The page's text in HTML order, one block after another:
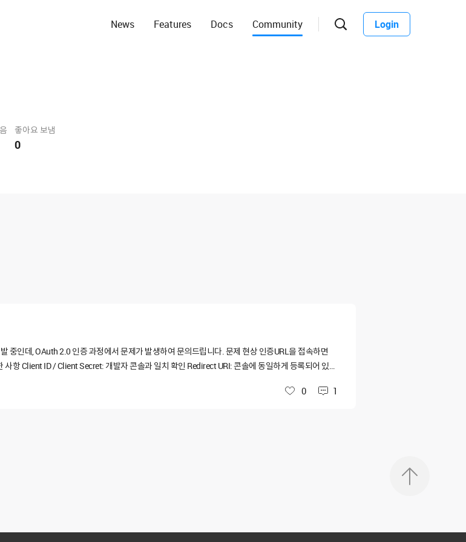
News Features Docs Community Login
좋아요 보냄
0
중인데, OAuth 2.0 인증 과정에서 문제가 발생하여 문의드립니다. 문제 현상 인증URL을 접속하면
항 Client ID / Client Secret: 개발자 콘솔과 일치 확인 Redirect URI: 콘솔에 동일하게 등록되어 있음
. 감사합니다.
좋아요
0 1